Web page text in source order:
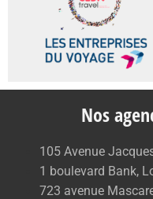
Nos
105 Avenue
1 boulevard Bank,
723 avenue